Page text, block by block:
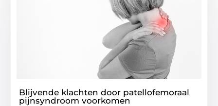
Blijvende klachten door patellofemoraal
pijnsyndroom voorkomen